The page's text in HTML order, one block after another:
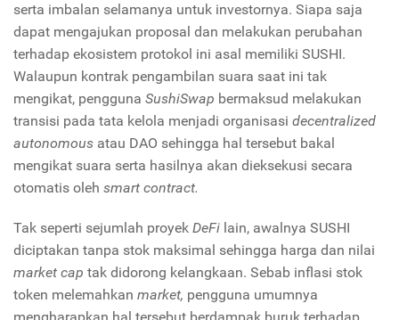
serta imbalan selamanya untuk investornya. Siapa saja
dapat mengajukan proposal dan melakukan perubahan
terhadap ekosistem protokol ini asal memiliki SUSHI.
Walaupun kontrak pengambilan suara saat ini tak
mengikat, pengguna SushiSwap bermaksud melakukan
transisi pada tata kelola menjadi organisasi decentralized
autonomous atau DAO sehingga hal tersebut bakal
mengikat suara serta hasilnya akan dieksekusi secara
otomatis oleh smart contract.
Tak seperti sejumlah proyek DeFi lain, awalnya SUSHI
diciptakan tanpa stok maksimal sehingga harga dan nilai
market cap tak didorong kelangkaan. Sebab inflasi stok
token melemahkan market, pengguna umumnya